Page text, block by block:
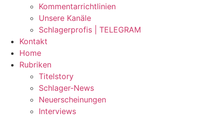
Kommentarrichtlinien
Unsere Kanäle
Schlagerprofis | TELEGRAM
Kontakt
Home
Rubriken
Titelstory
Schlager-News
Neuerscheinungen
Interviews